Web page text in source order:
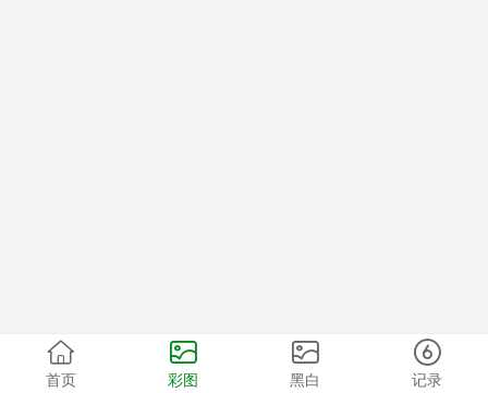
首页 彩图 黑白 记录